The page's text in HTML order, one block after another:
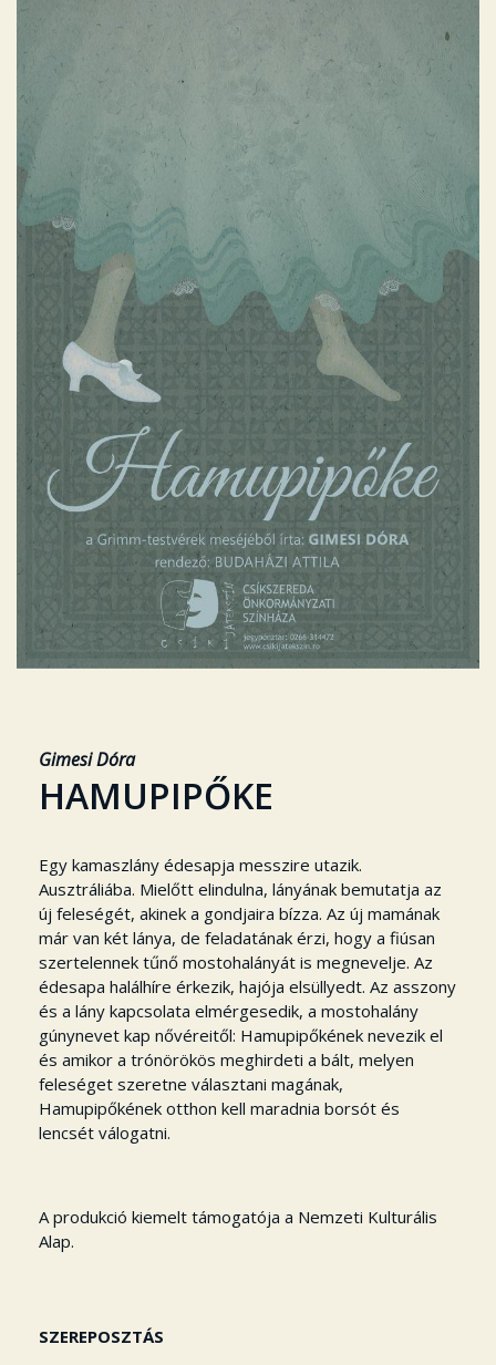
Gimesi Dóra
HAMUPIPŐKE
Egy kamaszlány édesapja messzire utazik.
Ausztráliába. Mielőtt elindulna, lányának bemutatja az
új feleségét, akinek a gondjaira bízza. Az új mamának
már van két lánya, de feladatának érzi, hogy a fiúsan
szertelennek tűnő mostohalányát is megnevelje. Az
édesapa halálhíre érkezik, hajója elsüllyedt. Az asszony
és a lány kapcsolata elmérgesedik, a mostohalány
gúnynevet kap nővéreitől: Hamupipőkének nevezik el
és amikor a trónörökös meghirdeti a bált, melyen
feleséget szeretne választani magának,
Hamupipőkének otthon kell maradnia borsót és
lencsét válogatni.
A produkció kiemelt támogatója a Nemzeti Kulturális
Alap.
SZEREPOSZTÁS